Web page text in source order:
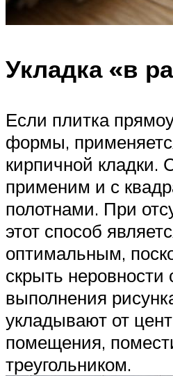
Укладка «в
Если плитка
формы,
кирпичной кладки.
применим и с
полотнами. При
этот способ
оптимальным,
скрыть неровности
выполнения
укладывают от
помещения,
треугольником.